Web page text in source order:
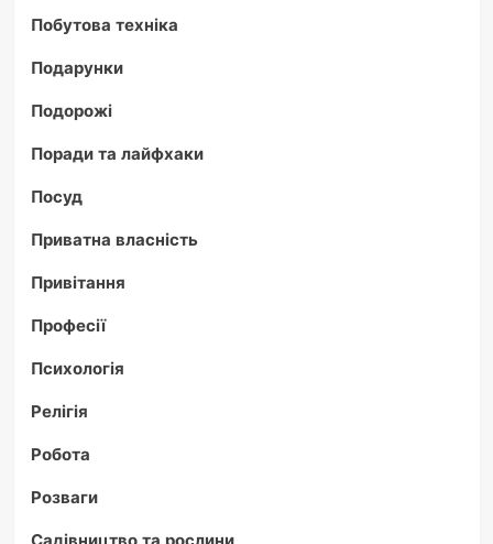
Побутова техніка
Подарунки
Подорожі
Поради та лайфхаки
Посуд
Приватна власність
Привітання
Професії
Психологія
Релігія
Робота
Розваги